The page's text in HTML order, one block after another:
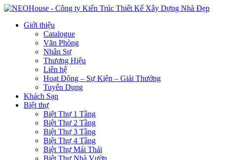
Giới thiệu
Catalogue
Văn Phòng
Nhân Sự
Thương Hiệu
Liên hệ
Hoạt Động – Sự Kiện – Giải Thưởng
Tuyển Dụng
Khách Sạn
Biệt thự
Biệt Thự 1 Tầng
Biệt Thự 2 Tầng
Biệt Thự 3 Tầng
Biệt Thự 4 Tầng
Biệt Thự Mái Thái
Biệt Thự Nhà Vườn